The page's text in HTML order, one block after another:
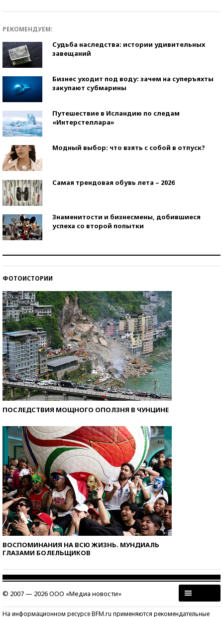
РЕКОМЕНДУЕМ:
Судьба наследства: истории удивительных
завещаний
Бизнес уходит под воду: зачем на суперъяхты
закупают субмарины
Путешествие в Исландию по следам
«Интерстеллара»
Модный выбор: что взять с собой в отпуск?
Самая трендовая обувь лета – 2026
Знаменитости и бизнесмены, добившиеся
успеха со второй попытки
ФОТОИСТОРИИ
ПОСЛЕДСТВИЯ МОЩНОГО ОПОЛЗНЯ В ЧУНЦИНЕ
ВОСПОМИНАНИЯ НА ВСЮ ЖИЗНЬ. МУНДИАЛЬ
ГЛАЗАМИ БОЛЕЛЬЩИКОВ
© 2007 — 2026 ООО «Медиа новости»
На информационном ресурсе BFM.ru применяются рекомендательные